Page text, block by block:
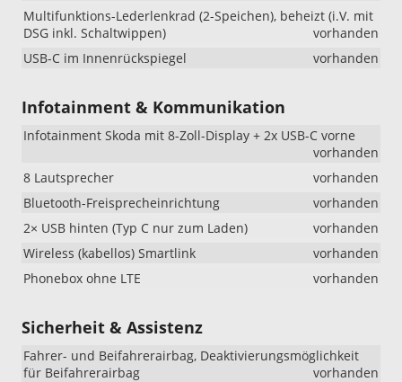
Multifunktions-Lederlenkrad (2-Speichen), beheizt (i.V. mit
DSG inkl. Schaltwippen)
vorhanden
USB-C im Innenrückspiegel
vorhanden
Infotainment & Kommunikation
Infotainment Skoda mit 8-Zoll-Display + 2x USB-C vorne
vorhanden
8 Lautsprecher
vorhanden
Bluetooth-Freisprecheinrichtung
vorhanden
2× USB hinten (Typ C nur zum Laden)
vorhanden
Wireless (kabellos) Smartlink
vorhanden
Phonebox ohne LTE
vorhanden
Sicherheit & Assistenz
Fahrer- und Beifahrerairbag, Deaktivierungsmöglichkeit
für Beifahrerairbag
vorhanden